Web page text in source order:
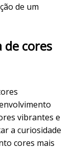
de um
cores
vibrantes e
a curiosidade
cores mais